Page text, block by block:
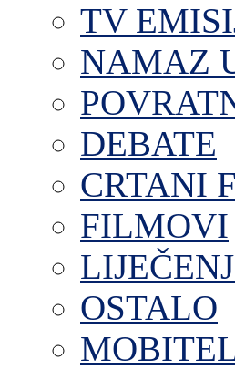
TV
NAMAZ
DEBATE
CRTANI
FILMOVI
OSTALO